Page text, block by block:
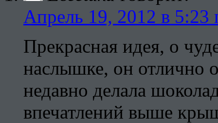
Апрель 19, 2012 в 5:23
Прекрасная идея, о
наслышке, он отлично
недавно делала
впечатлений выше